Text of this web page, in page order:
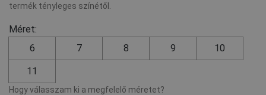
termék tényleges színétől.
Méret:
6
7 8 9 10
11
Hogy válasszam ki a megfelelő méretet?